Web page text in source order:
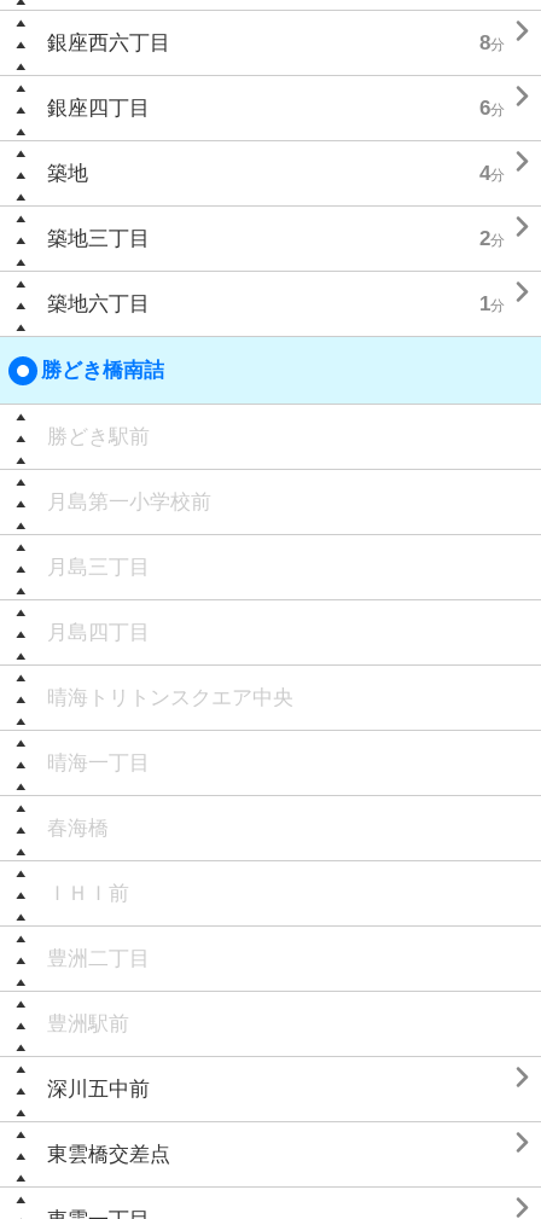
銀座西六丁目 8分 
銀座四丁目 6分 
築地 4分 
築地三丁目 2分 
築地六丁目 1分 
勝どき橋南詰
勝どき駅前
月島第一小学校前
月島三丁目
月島四丁目
晴海トリトンスクエア中央
晴海一丁目
春海橋
ＩＨＩ前
豊洲二丁目
豊洲駅前
深川五中前 
東雲橋交差点 
